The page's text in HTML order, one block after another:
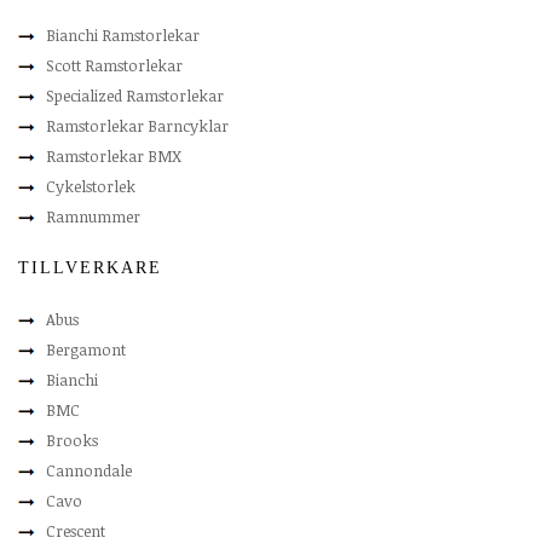
Bianchi Ramstorlekar
Scott Ramstorlekar
Specialized Ramstorlekar
Ramstorlekar Barncyklar
Ramstorlekar BMX
Cykelstorlek
Ramnummer
TILLVERKARE
Abus
Bergamont
Bianchi
BMC
Brooks
Cannondale
Cavo
Crescent